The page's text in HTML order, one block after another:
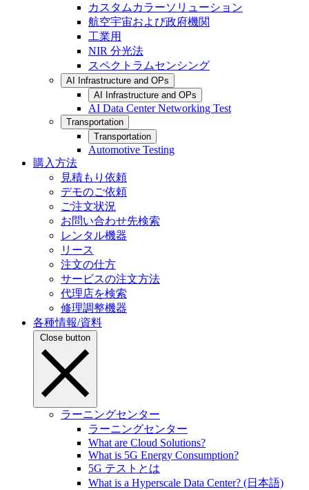
カスタムカラーソリューション
航空宇宙および政府機関
工業用
NIR 分光法
スペクトラムセンシング
AI Infrastructure and OPs
AI Infrastructure and OPs
AI Data Center Networking Test
Transportation
Transportation
Automotive Testing
購入方法
見積もり依頼
デモのご依頼
ご注文状況
お問い合わせ先検索
レンタル機器
リース
注文の仕方
サービスの注文方法
代理店を検索
修理調整機器
各種情報/資料
Close button
ラーニングセンター
ラーニングセンター
What are Cloud Solutions?
What is 5G Energy Consumption?
5G テストとは
What is a Hyperscale Data Center? (日本語)